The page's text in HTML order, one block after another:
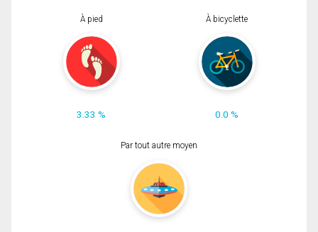
À pied
3.33 %
À bicyclette
0.0 %
Par tout autre moyen